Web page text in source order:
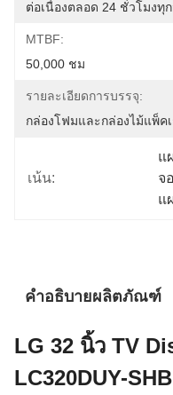
ต่อเนื่องตลอด 24 ชั่วโมงทุ
MTBF:
50,000 ชม
รายละเอียดการบรรจุ:
กล่องโฟมและกล่องไม้แพ็คเ
เน้น:
แ
จ
แ
คำอธิบายผลิตภัณฑ์
LG 32 นิ้ว TV
LC320DUY-